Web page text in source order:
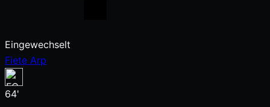
Eingewechselt
Fiete Arp
64'